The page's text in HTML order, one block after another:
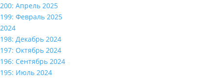
200: Апрель 2025
199: Февраль 2025
2024
198: Декабрь 2024
197: Октябрь 2024
196: Сентябрь 2024
195: Июль 2024